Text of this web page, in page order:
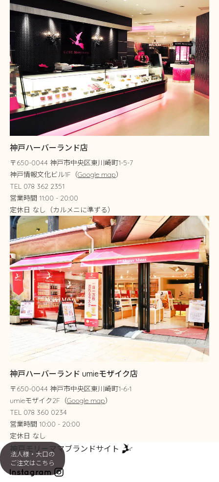
神戸ハーバーランド店
〒650-0044 神戸市中央区東川崎町1-5-7
神戸情報文化ビル1F（Google map）
TEL 078 362 2351
営業時間 11:00 - 20:00
定休日 なし（カルメニに準ずる）
神戸ハーバーランド umieモザイク店
〒650-0044 神戸市中央区東川崎町1-6-1
umieモザイク2F（Google map）
TEL 078 360 0234
営業時間 10:00 - 20:00
定休日 なし
法人様・大口の
ご注文はこちら
神戸モリーママブランドサイト